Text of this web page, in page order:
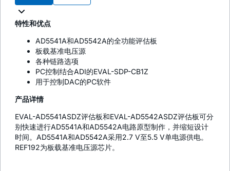
特性和优点
AD5541A和AD5542A的全功能评估板
板载基准电压源
各种链路选项
PC控制结合ADI的EVAL-SDP-CB1Z
用于控制DAC的PC软件
产品详情
EVAL-AD5541ASDZ评估板和EVAL-AD5542ASDZ评估板可分
别快速进行AD5541A和AD5542A电路原型制作，并缩短设计
时间。AD5541A和AD5542A采用2.7 V至5.5 V单电源供电。
REF192为板载基准电压源芯片。